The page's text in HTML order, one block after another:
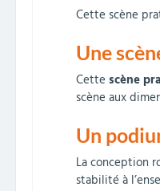
Cette scène
Une
Cette scène
scène aux
Un
La conception
stabilité à